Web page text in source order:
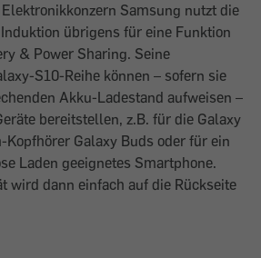
Samsung nutzt die
übrigens für eine Funktion
& Power Sharing. Seine
S10-Reihe können – sofern sie
Akku-Ladestand aufweisen –
bereitstellen, z.B. für die Galaxy
Kopfhörer Galaxy Buds oder für ein
Laden geeignetes Smartphone.
wird dann einfach auf die Rückseite